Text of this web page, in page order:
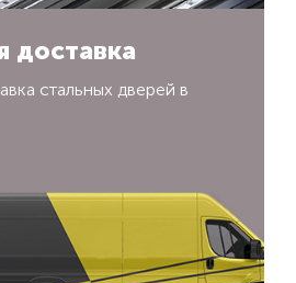
доставка
стальных дверей в